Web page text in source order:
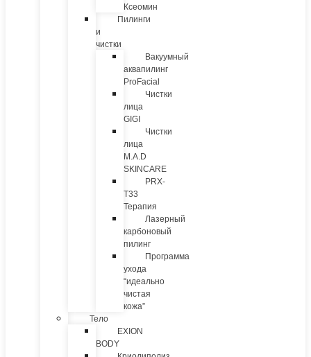
Ксеомин
Пилинги
и
чистки
Вакуумный
аквапилинг
ProFacial
Чистки
лица
GIGI
Чистки
лица
M.A.D
SKINCARE
PRX-
T33
Терапия
Лазерный
карбоновый
пилинг
Программа
ухода
“идеально
чистая
кожа”
Тело
EXION
BODY